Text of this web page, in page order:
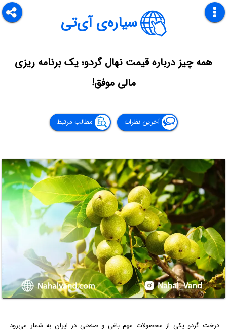
سیاره‌ی آی‌تی
همه چیز درباره قیمت نهال گردو؛ یک برنامه ریزی
مالی موفق!
آخرین نظرات مطالب مرتبط
درخت گردو یکی از محصولات مهم باغی و صنعتی در ایران به شمار می‌رود.